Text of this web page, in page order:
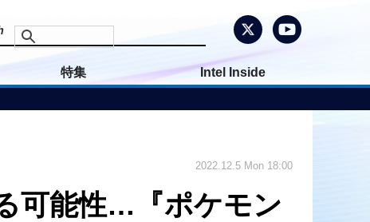
特集 Intel Inside
可能性…『ポケモン
2022.12.5 Mon 18:00